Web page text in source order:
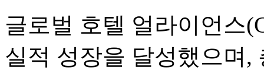
글로벌 호텔 얼라이언스
실적 성장을 달성했으며,